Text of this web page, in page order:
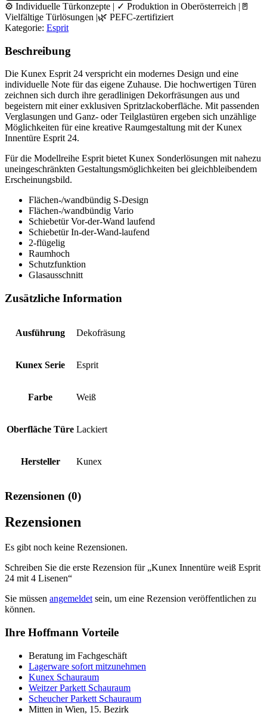
⚙️ Individuelle Türkonzepte | ✓ Produktion in Oberösterreich |🚪
Vielfältige Türlösungen |🌿 PEFC-zertifiziert
Kategorie: Esprit
Beschreibung
Die Kunex Esprit 24 verspricht ein modernes Design und eine
individuelle Note für das eigene Zuhause. Die hochwertigen Türen
zeichnen sich durch ihre geradlinigen Dekorfräsungen aus und
begeistern mit einer exklusiven Spritzlackoberfläche. Mit passenden
Verglasungen und Ganz- oder Teilglastüren ergeben sich unzählige
Möglichkeiten für eine kreative Raumgestaltung mit der Kunex
Innentüre Esprit 24.
Für die Modellreihe Esprit bietet Kunex Sonderlösungen mit nahezu
uneingeschränkten Gestaltungsmöglichkeiten bei gleichbleibendem
Erscheinungsbild.
Flächen-/wandbündig S-Design
Flächen-/wandbündig Vario
Schiebetür Vor-der-Wand laufend
Schiebetür In-der-Wand-laufend
2-flügelig
Raumhoch
Schutzfunktion
Glasausschnitt
Zusätzliche Information
Ausführung Dekofräsung
Kunex Serie Esprit
Farbe Weiß
Oberfläche Türe Lackiert
Hersteller Kunex
Rezensionen (0)
Rezensionen
Es gibt noch keine Rezensionen.
Schreiben Sie die erste Rezension für „Kunex Innentüre weiß Esprit
24 mit 4 Lisenen“
Sie müssen angemeldet sein, um eine Rezension veröffentlichen zu
können.
Ihre Hoffmann Vorteile
Beratung im Fachgeschäft
Lagerware sofort mitzunehmen
Kunex Schauraum
Weitzer Parkett Schauraum
Scheucher Parkett Schauraum
Mitten in Wien, 15. Bezirk